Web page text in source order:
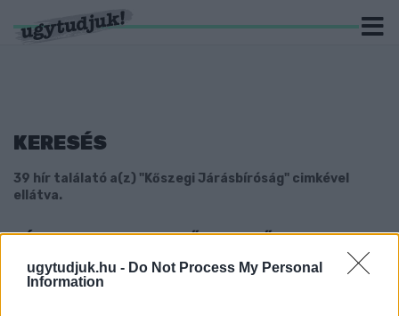
ugytudjuk.hu - Do Not Process My Personal
Information
KERESÉS
39 hír találató a(z) "Kőszegi Járásbíróság" cimkével
ellátva.
PÉNZT MOSOTT EGY KŐSZEGI NŐ
2023. május. 10. 08:37
Külföldről utaltak neki bűncselekményből származó összeget.